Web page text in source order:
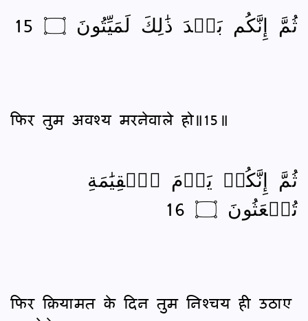
ثُمَّ إِنَّكُم بَعۡدَ ذَٰلِكَ لَمَيِّتُونَ ۝ 15
फिर तुम अवश्य मरनेवाले हो॥15॥
ثُمَّ إِنَّكُمۡ يَوۡمَ ٱلۡقِيَٰمَةِ
تُبۡعَثُونَ ۝ 16
फिर क़ियामत के दिन तुम निश्‍चय ही उठाए